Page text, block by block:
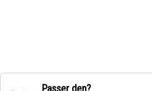
Passer den?